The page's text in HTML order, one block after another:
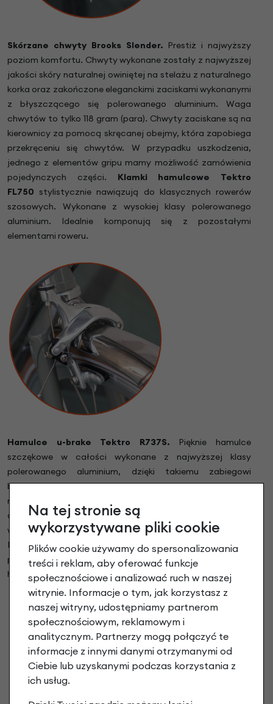
Skórzane chwyty Brooks Slender. Prestiż i najwyższy
poziom komfortu. Chwyty wykonane zostały z najwyższej
jakości skóry naturalnej owiniętej na stelażu z naturalnego
korka oraz zakończone eleganckimi zaciskami wykonanymi
z błyszczącego się polerowanego aluminium. Waga
chwytów to tylko 118 gram (para). Chwyty zaciskane są na
kierownicy za pomocą skręcanej obejmy, która zapobiega
przekręceniu się chwytów. W przypadku uszkodzenia,
jednego z elementów gripu mamy możliwość zamówienia
pojedynczych części. Klamki hamulcowe Tektro
FL750 stylistycznie nawiązują do klasycznych rowerów
szosowych. Wykonane z wysokiej klasy polerowanego
aluminium. Idealnie komponują się z pozostałymi
elementami roweru.
Hamulce u-brake Tektro R737S. Pięknie hamulce
szczękowe w całości wykonane z najwyższej klasy
polerowanego aluminium, dzięki takiemu zabiegowi
błyszczą się niczym chrom przy czym nie rdzewieją i nie
matowieją. Szosowy charakter hamulców
dopełnia sportowy wygląd roweru. Klocki hamulcowe z
wymiennymi okładzinami minimalizują koszty serwisu.
Płynna i wysokiej jakości regulacja hamulców pozwala na
proste i prawidłowe ustawienie odpowiedniej siły
hamowania.
Na tej stronie są
wykorzystywane pliki cookie
Plików cookie używamy do spersonalizowania
treści i reklam, aby oferować funkcje
społecznościowe i analizować ruch w naszej
witrynie. Informacje o tym, jak korzystasz z
naszej witryny, udostępniamy partnerom
społecznościowym, reklamowym i
analitycznym. Partnerzy mogą połączyć te
informacje z innymi danymi otrzymanymi od
Ciebie lub uzyskanymi podczas korzystania z
ich usług.